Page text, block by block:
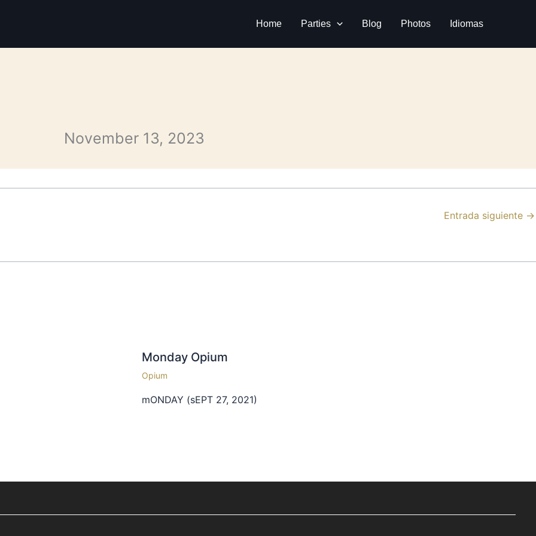
Home Parties Blog Photos Idiomas
November 13, 2023
Entrada siguiente →
Monday Opium
Opium
mONDAY (sEPT 27, 2021)